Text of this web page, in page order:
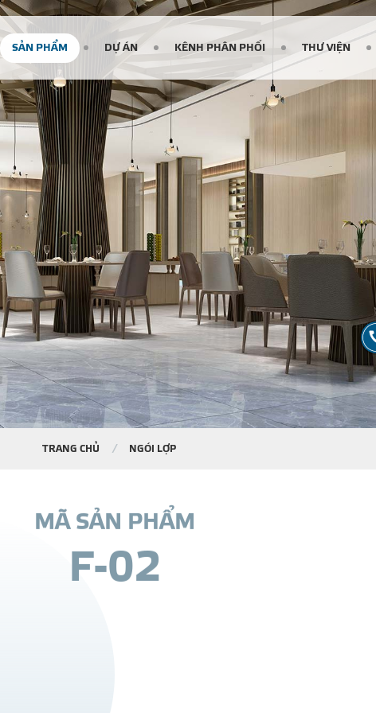
SẢN PHẨM DỰ ÁN KÊNH PHÂN PHỐI THƯ VIỆN
TRANG CHỦ NGÓI LỢP
MÃ SẢN PHẨM
F-02